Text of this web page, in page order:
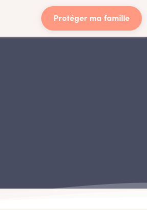
Protéger ma famille